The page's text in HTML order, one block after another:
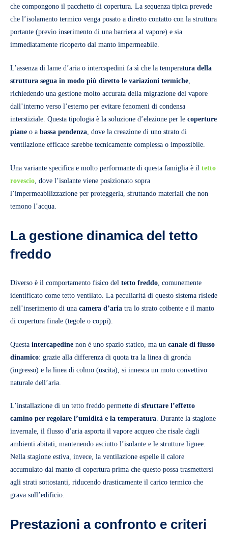
che compongono il pacchetto di copertura. La sequenza tipica prevede
che l’isolamento termico venga posato a diretto contatto con la struttura
portante (previo inserimento di una barriera al vapore) e sia
immediatamente ricoperto dal manto impermeabile.
L’assenza di lame d’aria o intercapedini fa sì che la temperatura della
struttura segua in modo più diretto le variazioni termiche,
richiedendo una gestione molto accurata della migrazione del vapore
dall’interno verso l’esterno per evitare fenomeni di condensa
interstiziale. Questa tipologia è la soluzione d’elezione per le coperture
piane o a bassa pendenza, dove la creazione di uno strato di
ventilazione efficace sarebbe tecnicamente complessa o impossibile.
Una variante specifica e molto performante di questa famiglia è il tetto
rovescio , dove l’isolante viene posizionato sopra
l’impermeabilizzazione per proteggerla, sfruttando materiali che non
temono l’acqua.
La gestione dinamica del tetto
freddo
Diverso è il comportamento fisico del tetto freddo , comunemente
identificato come tetto ventilato. La peculiarità di questo sistema risiede
nell’inserimento di una camera d’aria tra lo strato coibente e il manto
di copertura finale (tegole o coppi).
Questa intercapedine non è uno spazio statico, ma un canale di flusso
dinamico: grazie alla differenza di quota tra la linea di gronda
(ingresso) e la linea di colmo (uscita), si innesca un moto convettivo
naturale dell’aria.
L’installazione di un tetto freddo permette di sfruttare l’effetto
camino per regolare l’umidità e la temperatura. Durante la stagione
invernale, il flusso d’aria asporta il vapore acqueo che risale dagli
ambienti abitati, mantenendo asciutto l’isolante e le strutture lignee.
Nella stagione estiva, invece, la ventilazione espelle il calore
accumulato dal manto di copertura prima che questo possa trasmettersi
agli strati sottostanti, riducendo drasticamente il carico termico che
grava sull’edificio.
Prestazioni a confronto e criteri